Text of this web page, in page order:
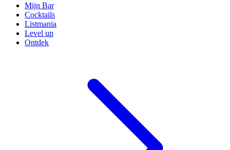
Mijn Bar
Cocktails
Listmania
Level up
Ontdek